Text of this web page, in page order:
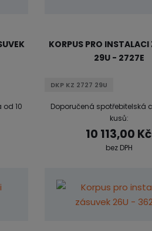
10
KORPUS PRO INSTALACI
29U - 2727E
DKP KZ 2727 29U
Doporučená spotřebitelská
kusů:
10 113,00 Kč
bez DPH